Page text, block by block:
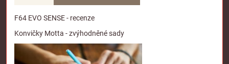
F64 EVO SENSE - recenze
Konvičky Motta - zvýhodněné sady